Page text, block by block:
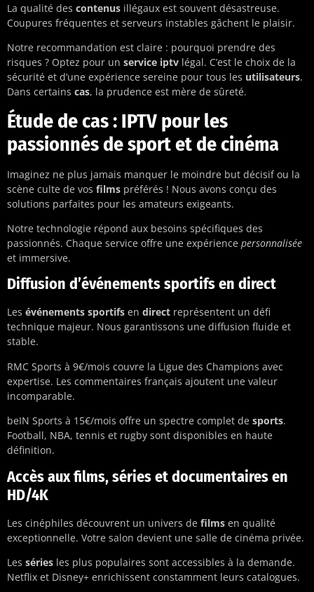
La qualité des contenus illégaux est souvent désastreuse.
Coupures fréquentes et serveurs instables gâchent le plaisir.
Notre recommandation est claire : pourquoi prendre des
risques ? Optez pour un service iptv légal. C’est le choix de la
sécurité et d’une expérience sereine pour tous les utilisateurs.
Dans certains cas, la prudence est mère de sûreté.
Étude de cas : IPTV pour les
passionnés de sport et de cinéma
Imaginez ne plus jamais manquer le moindre but décisif ou la
scène culte de vos films préférés ! Nous avons conçu des
solutions parfaites pour les amateurs exigeants.
Notre technologie répond aux besoins spécifiques des
passionnés. Chaque service offre une expérience personnalisée
et immersive.
Diffusion d’événements sportifs en direct
Les événements sportifs en direct représentent un défi
technique majeur. Nous garantissons une diffusion fluide et
stable.
RMC Sports à 9€/mois couvre la Ligue des Champions avec
expertise. Les commentaires français ajoutent une valeur
incomparable.
beIN Sports à 15€/mois offre un spectre complet de sports.
Football, NBA, tennis et rugby sont disponibles en haute
définition.
Accès aux films, séries et documentaires en
HD/4K
Les cinéphiles découvrent un univers de films en qualité
exceptionnelle. Votre salon devient une salle de cinéma privée.
Les séries les plus populaires sont accessibles à la demande.
Netflix et Disney+ enrichissent constamment leurs catalogues.